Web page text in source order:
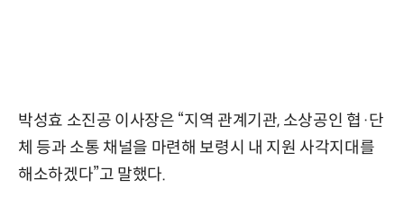
박성효 소진공 이사장은 “지역 관계기관, 소상공인 협·단
체 등과 소통 채널을 마련해 보령시 내 지원 사각지대를
해소하겠다”고 말했다.